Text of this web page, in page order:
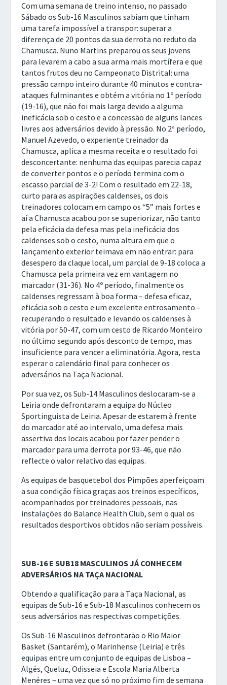
Com uma semana de treino intenso, no passado
Sábado os Sub-16 Masculinos sabiam que tinham
uma tarefa impossível a transpor: superar a
diferença de 20 pontos da sua derrota no reduto da
Chamusca. Nuno Martins preparou os seus jovens
para levarem a cabo a sua arma mais mortífera e que
tantos frutos deu no Campeonato Distrital: uma
pressão campo inteiro durante 40 minutos e contra-
ataques fulminantes e obtém a vitória no 1º período
(19-16), que não foi mais larga devido a alguma
ineficácia sob o cesto e a concessão de alguns lances
livres aos adversários devido à pressão. No 2ª período,
Manuel Azevedo, o experiente treinador da
Chamusca, aplica a mesma receita e o resultado foi
desconcertante: nenhuma das equipas parecia capaz
de converter pontos e o período termina com o
escasso parcial de 3-2! Com o resultado em 22-18,
curto para as aspirações caldenses, os dois
treinadores colocam em campo os “5” mais fortes e
aí a Chamusca acabou por se superiorizar, não tanto
pela eficácia da defesa mas pela ineficácia dos
caldenses sob o cesto, numa altura em que o
lançamento exterior teimava em não entrar: para
desespero da claque local, um parcial de 9-18 coloca a
Chamusca pela primeira vez em vantagem no
marcador (31-36). No 4º período, finalmente os
caldenses regressam à boa forma – defesa eficaz,
eficácia sob o cesto e um excelente entrosamento –
recuperando o resultado e levando os caldenses à
vitória por 50-47, com um cesto de Ricardo Monteiro
no último segundo após desconto de tempo, mas
insuficiente para vencer a eliminatória. Agora, resta
esperar o calendário final para conhecer os
adversários na Taça Nacional.
Por sua vez, os Sub-14 Masculinos deslocaram-se a
Leiria onde defrontaram a equipa do Núcleo
Sportinguista de Leiria. Apesar de estarem à frente
do marcador até ao intervalo, uma defesa mais
assertiva dos locais acabou por fazer pender o
marcador para uma derrota por 93-46, que não
reflecte o valor relativo das equipas.
As equipas de basquetebol dos Pimpões aperfeiçoam
a sua condição física graças aos treinos específicos,
acompanhados por treinadores pessoais, nas
instalações do Balance Health Club, sem o qual os
resultados desportivos obtidos não seriam possíveis.
SUB-16 E SUB18 MASCULINOS JÁ CONHECEM
ADVERSÁRIOS NA TAÇA NACIONAL
Obtendo a qualificação para a Taça Nacional, as
equipas de Sub-16 e Sub-18 Masculinos conhecem os
seus adversários nas respectivas competições.
Os Sub-16 Masculinos defrontarão o Rio Maior
Basket (Santarém), o Marinhense (Leiria) e três
equipas entre um conjunto de equipas de Lisboa –
Algés, Queluz, Odisseia e Escola Maria Alberta
Menéres – uma vez que só no próximo fim de semana